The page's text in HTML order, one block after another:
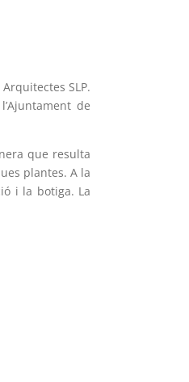
SLP.
de
que resulta
plantes. A la
i la botiga. La